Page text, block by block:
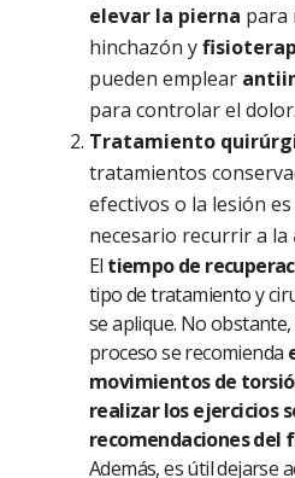
elevar la pierna para
hinchazón y
pueden emplear
para controlar el dolor.
Tratamiento
tratamientos
efectivos o la lesión
necesario recurrir a la
El tiempo de
tipo de tratamiento y
se aplique. No
proceso se recomienda
movimientos de
realizar los ejercicios
recomendaciones del
Además, es útil dejarse